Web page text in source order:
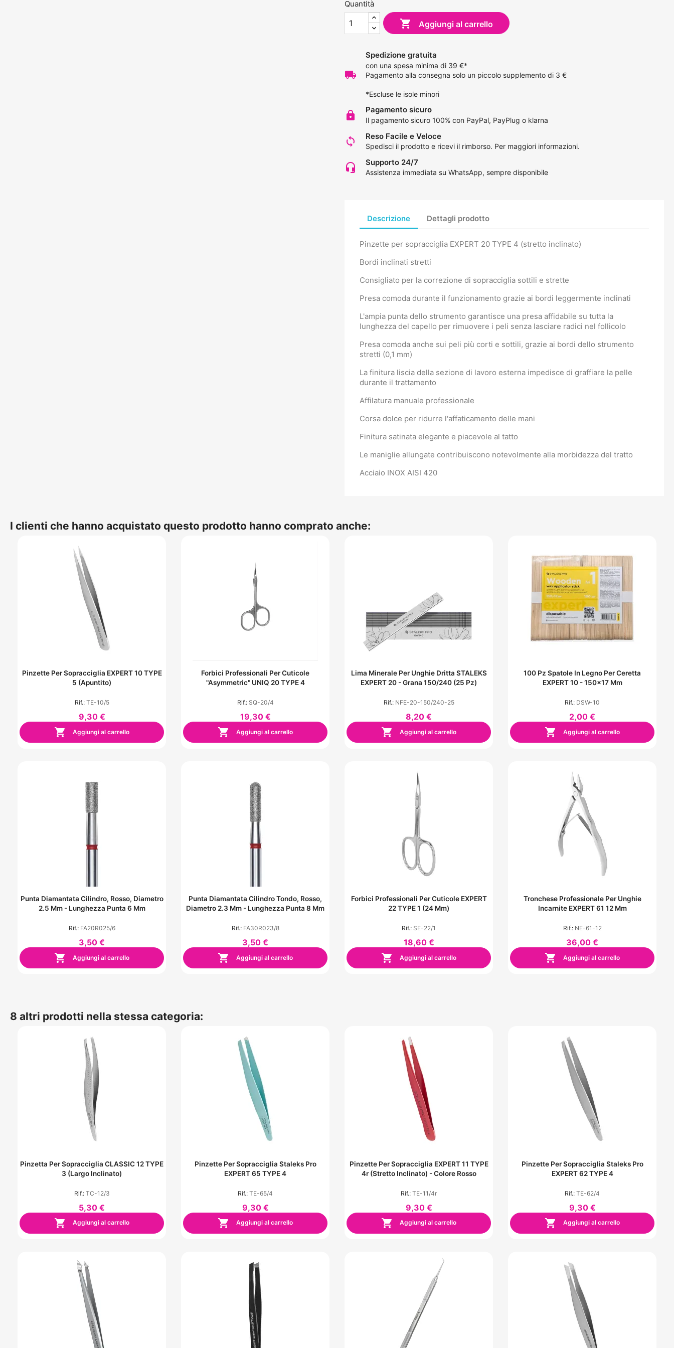
Quantità
 Aggiungi al carrello
local_shipping
Spedizione gratuita
con una spesa minima di 39 €*
Pagamento alla consegna solo un piccolo supplemento di 3 €
*Escluse le isole minori
lock Pagamento sicuro
Il pagamento sicuro 100% con PayPal, PayPlug o klarna
loop Reso Facile e Veloce
Spedisci il prodotto e ricevi il rimborso. Per maggiori informazioni.
headset_mic Supporto 24/7
Assistenza immediata su WhatsApp, sempre disponibile
Descrizione Dettagli prodotto
Pinzette per sopracciglia EXPERT 20 TYPE 4 (stretto inclinato)
Bordi inclinati stretti
Consigliato per la correzione di sopracciglia sottili e strette
Presa comoda durante il funzionamento grazie ai bordi leggermente inclinati
L'ampia punta dello strumento garantisce una presa affidabile su tutta la
lunghezza del capello per rimuovere i peli senza lasciare radici nel follicolo
Presa comoda anche sui peli più corti e sottili, grazie ai bordi dello strumento
stretti (0,1 mm)
La finitura liscia della sezione di lavoro esterna impedisce di graffiare la pelle
durante il trattamento
Affilatura manuale professionale
Corsa dolce per ridurre l'affaticamento delle mani
Finitura satinata elegante e piacevole al tatto
Le maniglie allungate contribuiscono notevolmente alla morbidezza del tratto
Acciaio INOX AISI 420
I clienti che hanno acquistato questo prodotto hanno comprato anche:
Pinzette Per Sopracciglia EXPERT 10 TYPE
5 (apuntito)
Rif.: TE-10/5
9,30 €
 Aggiungi al carrello
Forbici Professionali Per Cuticole
"Asymmetric" UNIQ 20 TYPE 4
Rif.: SQ-20/4
19,30 €
 Aggiungi al carrello
Lima Minerale Per Unghie Dritta STALEKS
EXPERT 20 - Grana 150/240 (25 Pz)
Rif.: NFE-20-150/240-25
8,20 €
 Aggiungi al carrello
100 Pz Spatole In Legno Per Ceretta
EXPERT 10 - 150x17 Mm
Rif.: DSW-10
2,00 €
 Aggiungi al carrello
Punta Diamantata Cilindro, Rosso, Diametro
2.5 Mm - Lunghezza Punta 6 Mm
Rif.: FA20R025/6
3,50 €
 Aggiungi al carrello
Punta Diamantata Cilindro Tondo, Rosso,
Diametro 2.3 Mm - Lunghezza Punta 8 Mm
Rif.: FA30R023/8
3,50 €
 Aggiungi al carrello
Forbici Professionali Per Cuticole EXPERT
22 TYPE 1 (24 Mm)
Rif.: SE-22/1
18,60 €
 Aggiungi al carrello
Tronchese Professionale Per Unghie
Incarnite EXPERT 61 12 Mm
Rif.: NE-61-12
36,00 €
 Aggiungi al carrello
8 altri prodotti nella stessa categoria:
Pinzetta Per Sopracciglia CLASSIC 12 TYPE
3 (largo Inclinato)
Rif.: TC-12/3
5,30 €
 Aggiungi al carrello
Pinzette Per Sopracciglia Staleks Pro
EXPERT 65 TYPE 4
Rif.: TE-65/4
9,30 €
 Aggiungi al carrello
Pinzette Per Sopracciglia EXPERT 11 TYPE
4r (stretto Inclinato) - Colore Rosso
Rif.: TE-11/4r
9,30 €
 Aggiungi al carrello
Pinzette Per Sopracciglia Staleks Pro
EXPERT 62 TYPE 4
Rif.: TE-62/4
9,30 €
 Aggiungi al carrello